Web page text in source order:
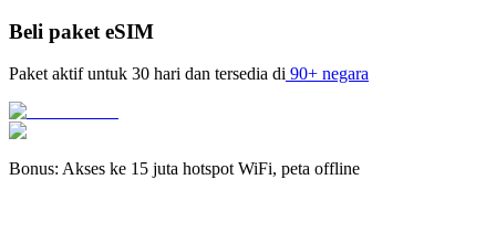
Beli paket eSIM
Paket aktif untuk 30 hari dan tersedia di 90+ negara
Bonus: Akses ke 15 juta hotspot WiFi, peta offline